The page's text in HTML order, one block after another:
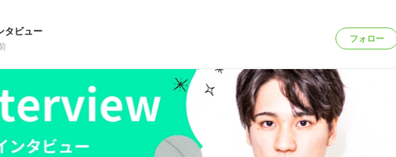
タビュー
フォロー